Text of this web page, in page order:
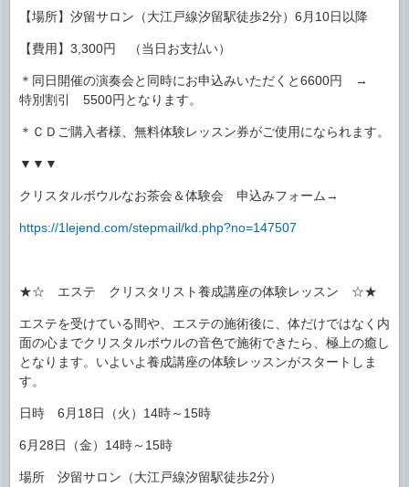
【場所】汐留サロン（大江戸線汐留駅徒歩2分）6月10日以降
【費用】3,300円 （当日お支払い）
＊同日開催の演奏会と同時にお申込みいただくと6600円 →
特別割引 5500円となります。
＊ＣＤご購入者様、無料体験レッスン券がご使用になられます。
▼▼▼
クリスタルボウルなお茶会＆体験会 申込みフォーム→
https://1lejend.com/stepmail/kd.php?no=147507
★☆ エステ クリスタリスト養成講座の体験レッスン ☆★
エステを受けている間や、エステの施術後に、体だけではなく内
面の心までクリスタルボウルの音色で施術できたら、極上の癒し
となります。いよいよ養成講座の体験レッスンがスタートしま
す。
日時 6月18日（火）14時～15時
6月28日（金）14時～15時
場所 汐留サロン（大江戸線汐留駅徒歩2分）